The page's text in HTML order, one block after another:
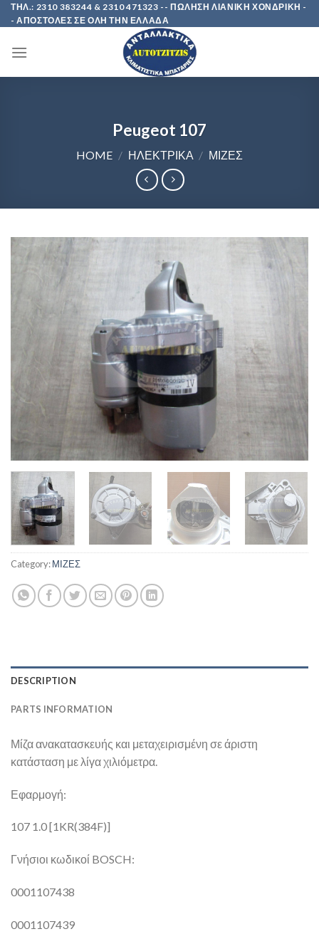
Skip
to
ΤΗΛ.: 2310 383244 & 2310 471323 -- ΠΩΛΗΣΗ ΛΙΑΝΙΚΗ ΧΟΝΔΡΙΚΗ -
- ΑΠΟΣΤΟΛΕΣ ΣΕ ΟΛΗ ΤΗΝ ΕΛΛΑΔΑ
Peugeot 107
HOME / ΗΛΕΚΤΡΙΚΑ / ΜΙΖΕΣ
Category:ΜΙΖΕΣ
DESCRIPTION
PARTS INFORMATION
Μίζα ανακατασκευής και μεταχειρισμένη σε άριστη
κατάσταση με λίγα χιλιόμετρα.
Εφαρμογή:
107 1.0 [1KR(384F)]
Γνήσιοι κωδικοί BOSCH:
0001107438
0001107439